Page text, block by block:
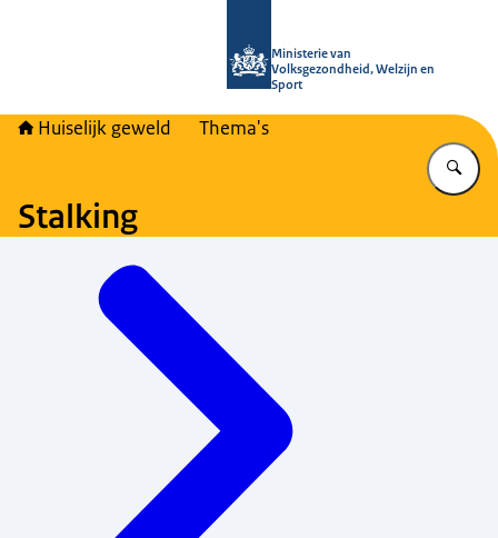
Ministerie van
Volksgezondheid, Welzijn en
Sport
Huiselijk geweld Thema's
Stalking